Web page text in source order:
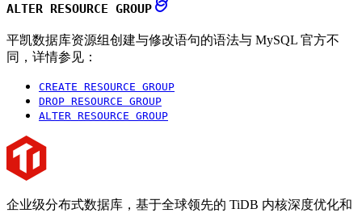
ALTER RESOURCE GROUP
平凯数据库资源组创建与修改语句的语法与 MySQL 官方不
同，详情参见：
CREATE RESOURCE GROUP
DROP RESOURCE GROUP
ALTER RESOURCE GROUP
企业级分布式数据库，基于全球领先的 TiDB 内核深度优化和